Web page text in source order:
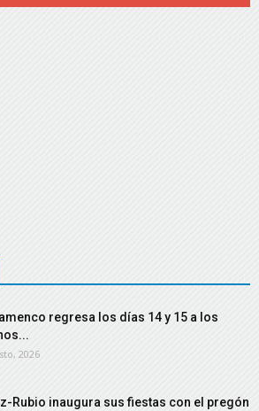
regresa los días 14 y 15 a los
2026
Rubio inaugura sus fiestas con el pregón